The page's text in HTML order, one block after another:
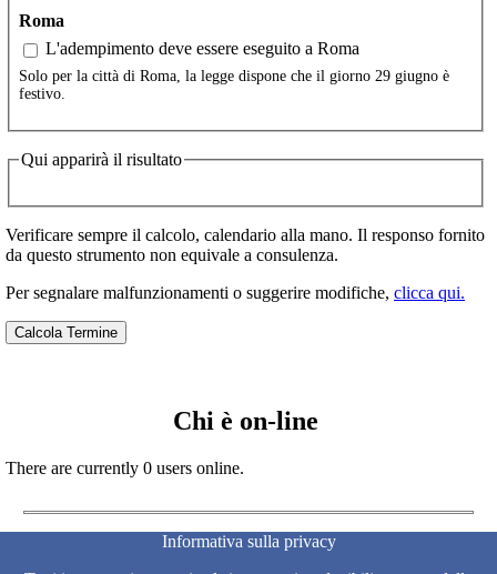
Roma
L'adempimento deve essere eseguito a Roma
Solo per la città di Roma, la legge dispone che il giorno 29 giugno è
festivo.
Qui apparirà il risultato
Verificare sempre il calcolo, calendario alla mano. Il responso fornito
da questo strumento non equivale a consulenza.
Per segnalare malfunzionamenti o suggerire modifiche, clicca qui.
Chi è on-line
There are currently 0 users online.
Informativa sulla privacy